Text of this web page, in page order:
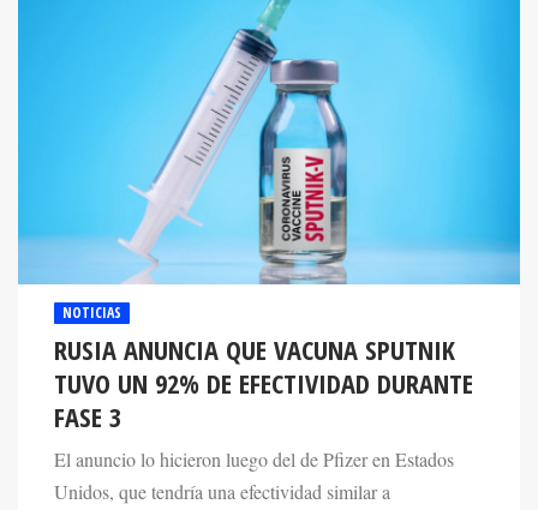
NOTICIAS
RUSIA ANUNCIA QUE VACUNA SPUTNIK
TUVO UN 92% DE EFECTIVIDAD DURANTE
FASE 3
El anuncio lo hicieron luego del de Pfizer en Estados
Unidos, que tendría una efectividad similar a